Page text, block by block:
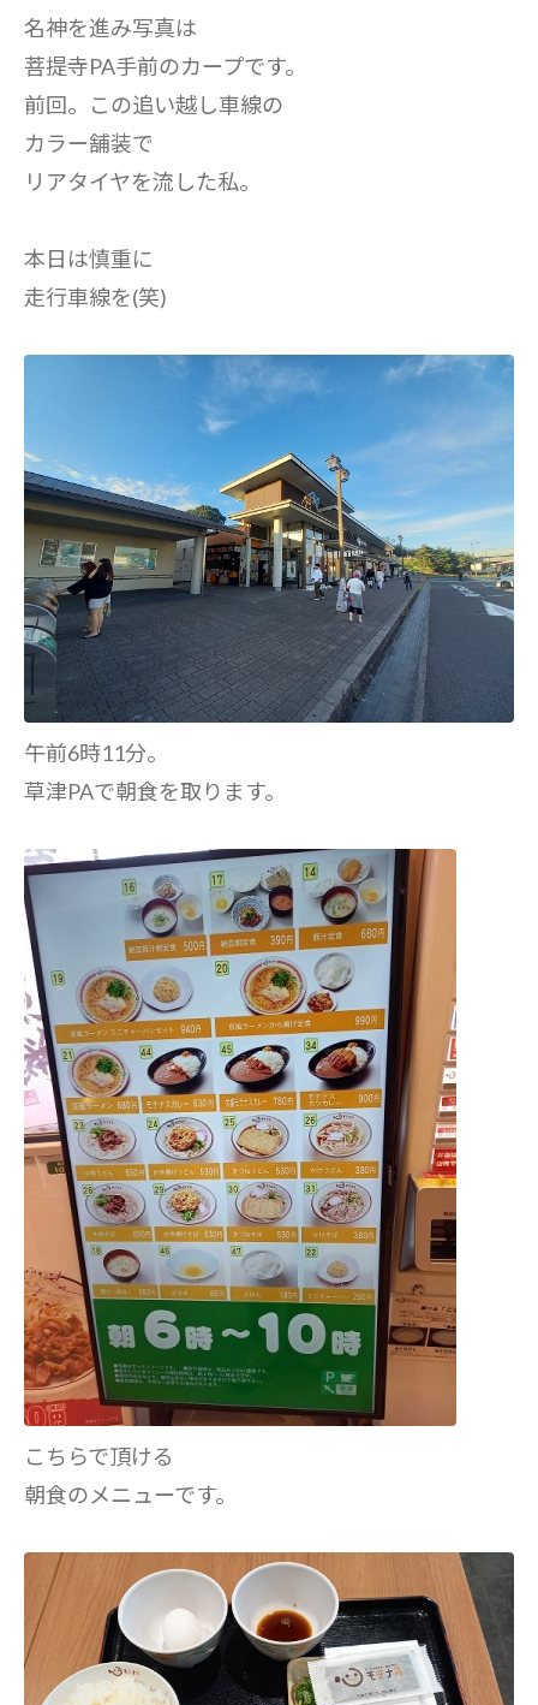
名神を進み写真は
菩提寺PA手前のカープです。
前回。この追い越し車線の
カラー舗装で
リアタイヤを流した私。
本日は慎重に
走行車線を(笑)
午前6時11分。
草津PAで朝食を取ります。
こちらで頂ける
朝食のメニューです。